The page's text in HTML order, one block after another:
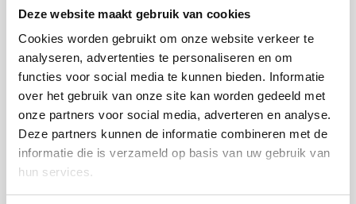
Deze website maakt gebruik van cookies
Cookies worden gebruikt om onze website verkeer te
analyseren, advertenties te personaliseren en om
functies voor social media te kunnen bieden. Informatie
over het gebruik van onze site kan worden gedeeld met
onze partners voor social media, adverteren en analyse.
Deze partners kunnen de informatie combineren met de
informatie die is verzameld op basis van uw gebruik van
hun services.
Categorieën
WTW FILTERS
LUCHTVERWARMING FILTERS
FILTERDOEKEN / MATTEN